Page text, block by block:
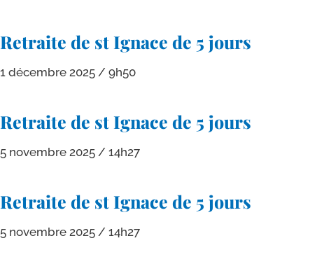
Retraite de st Ignace de 5 jours
1 décembre 2025 9h50
Retraite de st Ignace de 5 jours
5 novembre 2025 14h27
Retraite de st Ignace de 5 jours
5 novembre 2025 14h27